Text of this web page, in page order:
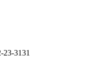
3131